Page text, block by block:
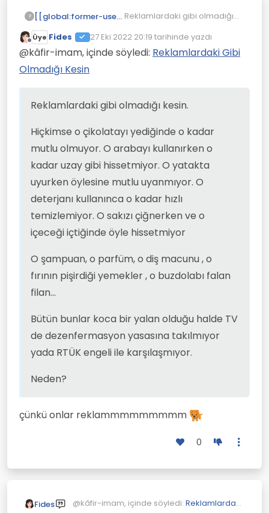
? [[global:former-user]] Reklamlardaki gibi olmadığı
Hiçkimse o çikolatayı
yediğinde o kadar mutlu
olmuyor. O arabayı kullanırken
kullanınca o kadar hızlı
çiğnerken ve o içeceği
içtiğinde öyle hissetmiyor
dezenfermasyon yasasına
karşılaşmıyor.
Neden?
Çevrimdışı
Üye Fides 27 Eki 2022 20:19 tarihinde yazdı
Son düzenleyen:
@kâfir-imam, içinde söyledi: Reklamlardaki Gibi
Olmadığı Kesin
Reklamlardaki gibi olmadığı kesin.
Hiçkimse o çikolatayı yediğinde o kadar
mutlu olmuyor. O arabayı kullanırken o
kadar uzay gibi hissetmiyor. O yatakta
uyurken öylesine mutlu uyanmıyor. O
deterjanı kullanınca o kadar hızlı
temizlemiyor. O sakızı çiğnerken ve o
içeceği içtiğinde öyle hissetmiyor
O şampuan, o parfüm, o diş macunu , o
fırının pişirdiği yemekler , o buzdolabı falan
filan...
Bütün bunlar koca bir yalan olduğu halde TV
de dezenfermasyon yasasına takılmıyor
yada RTÜK engeli ile karşılaşmıyor.
Neden?
çünkü onlar reklammmmmmmmm
0
Fides @kâfir-imam, içinde söyledi: Reklamlardaki